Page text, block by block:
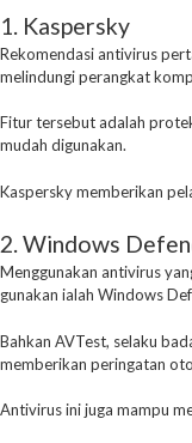
1. Kaspersky
Rekomendasi antivirus
melindungi perangkat
Fitur tersebut adalah
mudah digunakan.
Kaspersky memberikan
2. Windows
Menggunakan antivirus
gunakan ialah Windows
Bahkan AVTest, selaku
memberikan peringatan
Antivirus ini juga mampu